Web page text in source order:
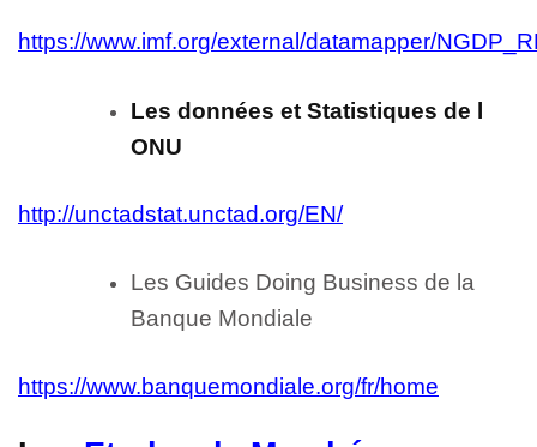
https://www.imf.org/external/datamapper/
Les données et Statistiques de l
ONU
http://unctadstat.unctad.org/EN/
Les Guides Doing Business de la
Banque Mondiale
https://www.banquemondiale.org/fr/home